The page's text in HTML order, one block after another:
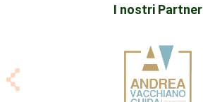
I nostri Partner